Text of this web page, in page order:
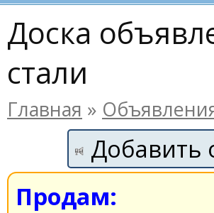
Доска
стали
Главная »
Добавить
Продам: